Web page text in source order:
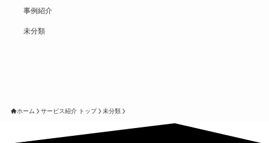
事例紹介
未分類
ホーム サービス紹介 トップ 未分類